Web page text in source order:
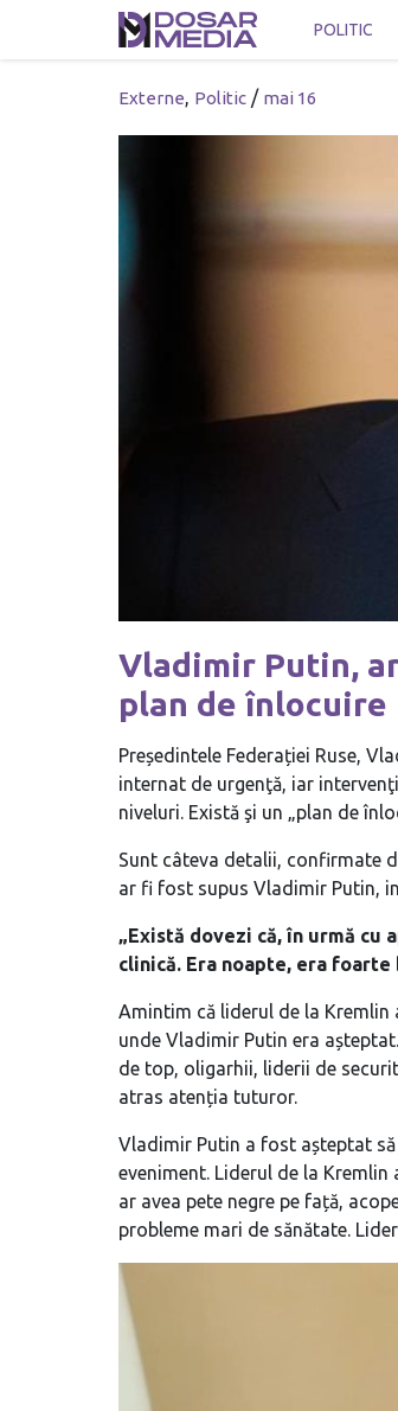
POLITIC
Externe, Politic / mai 16
Vladimir Putin,
plan de înlocuire
Președintele Federației Ruse,
internat de urgenţă, iar
niveluri. Există şi un „plan de
Sunt câteva detalii, confirmate
ar fi fost supus Vladimir Putin,
„Există dovezi că, în urmă cu
clinică. Era noapte, era foarte
Amintim că liderul de la
unde Vladimir Putin era
de top, oligarhii, liderii de
atras atenția tuturor.
Vladimir Putin a fost așteptat
eveniment. Liderul de la
ar avea pete negre pe față,
probleme mari de sănătate.